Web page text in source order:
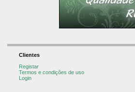
Clientes
Registar
Termos e condições de uso
Login